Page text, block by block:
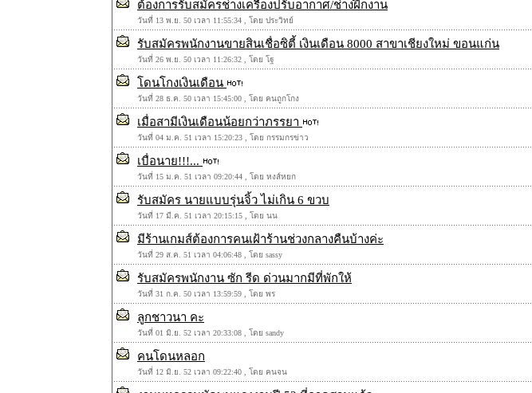
ต้องการรับสมัครช่างเครื่องปรับอากาศ/ช่างฝึกงาน
วันที่ 13 พ.ย. 50 เวลา 11:55:34 , โดย ประวิทย์
รับสมัครพนักงานขายสินเชื่อซิตี้ เงินเดือน 8000 สาขาเชียงใหม่ ขอนแก่น
วันที่ 26 พ.ย. 50 เวลา 11:26:32 , โดย โฐ
โดนโกงเงินเดือน
วันที่ 28 ธ.ค. 50 เวลา 15:45:00 , โดย คนถูกโกง
เมื่อสามีเงินเดือนน้อยกว่าภรรยา
วันที่ 04 ม.ค. 51 เวลา 15:20:23 , โดย กรรมกรข่าว
เบื่อนาย!!!...
วันที่ 15 ม.ค. 51 เวลา 09:20:44 , โดย หงส์หยก
รับสมัคร นายแบบรุ่นจิ้ว ไม่เกิน 6 ขวบ
วันที่ 17 มี.ค. 51 เวลา 20:15:15 , โดย นน
มีร้านเกมส์ต้องการคนเฝ้าร้านช่วงกลางคืนบ้างค่ะ
วันที่ 29 ส.ค. 51 เวลา 04:06:48 , โดย sassy
รับสมัครพนักงาน ซัก รีด ด่วนมากมีที่พักให้
วันที่ 31 ก.ค. 50 เวลา 13:59:59 , โดย พร
ลูกชาวนา คะ
วันที่ 01 มิ.ย. 52 เวลา 20:33:08 , โดย sandy
คนโดนหลอก
วันที่ 12 มิ.ย. 52 เวลา 09:22:40 , โดย คนจน